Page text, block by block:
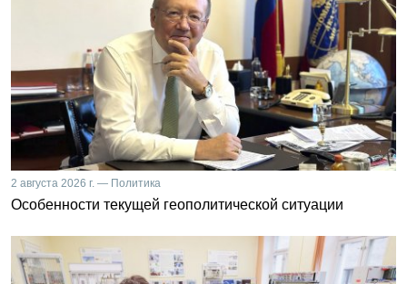
2 августа 2026 г. — Политика
Особенности текущей геополитической ситуации